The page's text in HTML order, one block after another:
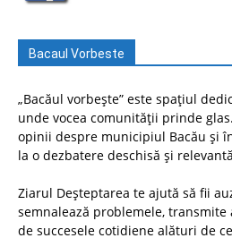
Bacaul Vorbeste
„Bacăul vorbește” este spațiul
unde vocea comunității prinde
opinii despre municipiul Bacău și
la o dezbatere deschisă și
Ziarul Deșteptarea te ajută să fii
semnalează problemele,
de succesele cotidiene alături de